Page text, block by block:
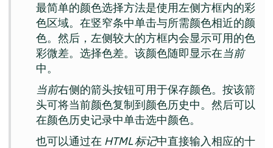
最简单的颜色选择方法是使用左侧方框内的彩
色区域。在竖窄条中单击与所需颜色相近的颜
色。然后，左侧较大的方框内会显示可用的色
彩微差。选择色差。该颜色随即显示在当前
中。
当前右侧的箭头按钮可用于保存颜色。按该箭
头可将当前颜色复制到颜色历史中。然后可以
在颜色历史记录中单击选中颜色。
也可以通过在 HTML 标记中直接输入相应的十